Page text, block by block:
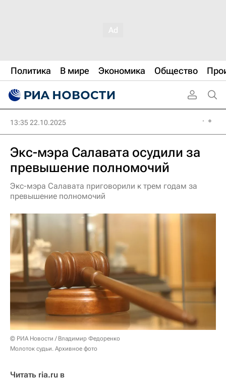
Политика В мире Экономика Общество
13:35 22.10.2025
Экс-мэра Салавата осудили за
превышение полномочий
Экс-мэра Салавата приговорили к трем годам за
превышение полномочий
© РИА Новости / Владимир Федоренко
Молоток судьи. Архивное фото
Читать ria.ru в